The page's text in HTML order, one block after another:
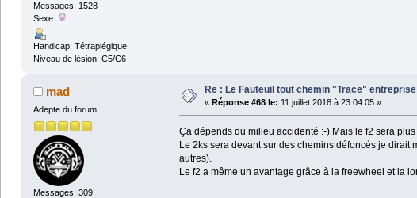
Messages: 1528
Sexe:
Handicap: Tétraplégique
Niveau de lésion: C5/C6
mad
Adepte du forum
Messages: 309
Re : Le Fauteuil tout chemin "Trace"
« Réponse #68 le: 11 juillet 2018 à 23:04:05 »
Ça dépends du milieu accidenté :-) Mais le f2 sera
Le 2ks sera devant sur des chemins défoncés je
autres).
Le f2 a même un avantage grâce à la freewheel et la